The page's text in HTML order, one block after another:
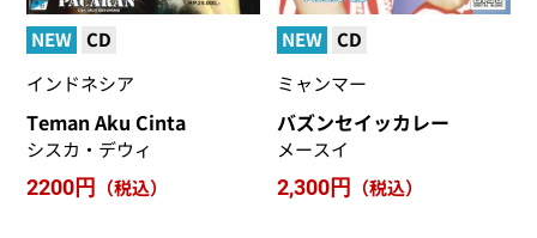
NEW CD
インドネシア
Teman Aku Cinta
シスカ・デウィ
2200円
（税込）
NEW CD
ミャンマー
バズンセイッカレー
メースイ
2,300円
（税込）